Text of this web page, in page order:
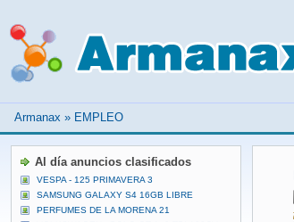
Armanax » EMPLEO
Al día anuncios clasificados
VESPA - 125 PRIMAVERA 3
SAMSUNG GALAXY S4 16GB LIBRE
PERFUMES DE LA MORENA 21